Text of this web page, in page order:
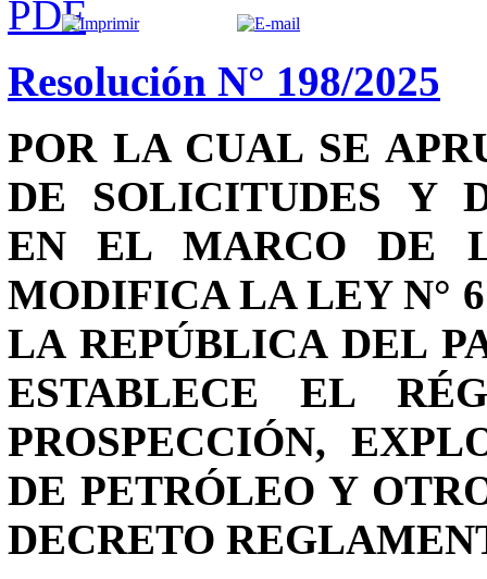
Resolución N° 198/2025
POR LA CUAL SE
DE SOLICITUDES Y
EN EL MARCO DE
MODIFICA LA LEY N°
LA REPÚBLICA DEL
ESTABLECE EL
PROSPECCIÓN,
DE PETRÓLEO Y
DECRETO